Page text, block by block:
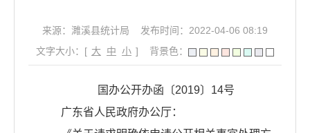
来源：濉溪县统计局
发布时间：2022-04-06 08:19
文字大小：[ 大 中 小 ] 背景色：
国办公开办函〔2019〕14号
广东省人民政府办公厅：